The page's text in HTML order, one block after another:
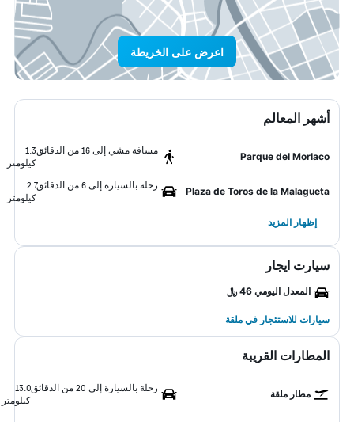
اعرض على الخريطة
أشهر المعالم
Parque del Morlaco
مسافة مشي إلى 16 من الدقائق
1.3
كيلومتر
Plaza de Toros de la Malagueta
رحلة بالسيارة إلى 6 من الدقائق
2.7
كيلومتر
إظهار المزيد
سيارت ايجار
المعدل اليومي 46 ﷼
سيارات للاستئجار في ملقة
المطارات القريبة
مطار ملقة
رحلة بالسيارة إلى 20 من الدقائق
13.0
كيلومتر